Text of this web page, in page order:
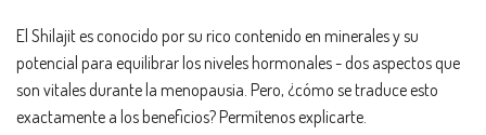
El Shilajit es conocido por su rico contenido en minerales y su
potencial para equilibrar los niveles hormonales - dos aspectos que
son vitales durante la menopausia. Pero, ¿cómo se traduce esto
exactamente a los beneficios? Permítenos explicarte.